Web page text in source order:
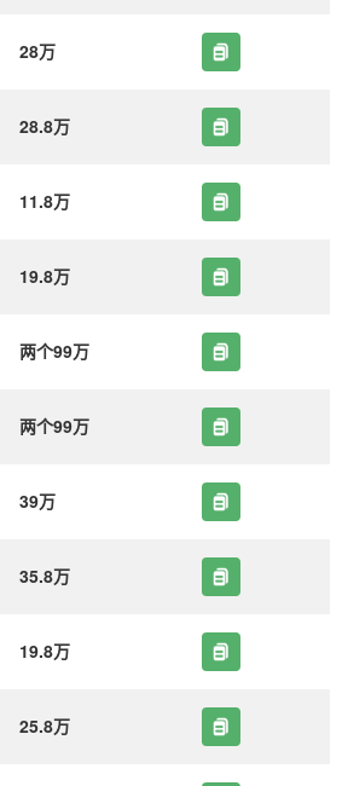
28万
28.8万
11.8万
19.8万
两个99万
两个99万
39万
35.8万
19.8万
25.8万